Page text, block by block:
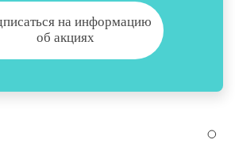
на информацию
об акциях